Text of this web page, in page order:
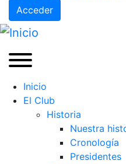
Acceder
Inicio
El Club
Historia
Nuestra
Cronología
Presidentes